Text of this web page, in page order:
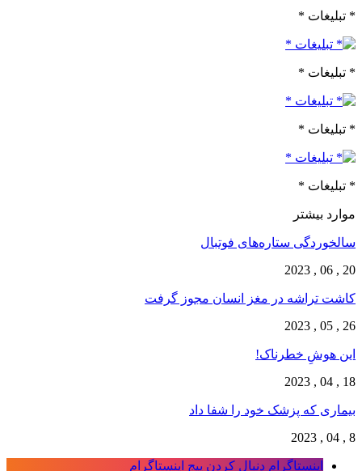
* تبلیغات *
* تبلیغات *
* تبلیغات *
* تبلیغات *
موارد بیشتر
سالخوردگی ستاره‌های فوتبال
20 , 06 , 2023
کاشت تراشه در مغز انسان مجوز گرفت
26 , 05 , 2023
این هوشِ خطرناک!
18 , 04 , 2023
بیماری که پزشک خود را شفا داد
8 , 04 , 2023
اینستاگرام دنبال کردن پیج اینستاگرام